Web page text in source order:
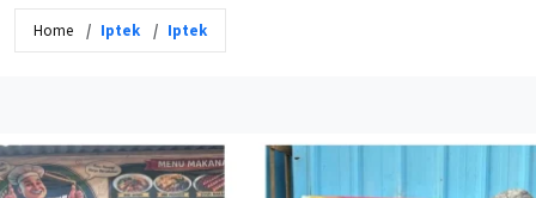
Home Iptek Iptek